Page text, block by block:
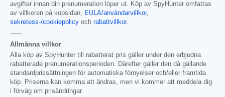
avgifter innan din prenumeration löper ut. Köp av SpyHunter omfattas
av villkoren på köpsidan, EULA/användarvillkor,
sekretess-/cookiepolicy och rabattvillkor.
------
Allmänna villkor
Alla köp av SpyHunter till rabatterat pris gäller under den erbjudna
rabatterade prenumerationsperioden. Därefter gäller den då gällande
standardprissättningen för automatiska förnyelser och/eller framtida
köp. Priserna kan komma att ändras, men vi kommer att meddela dig
i förväg om prisändringar.